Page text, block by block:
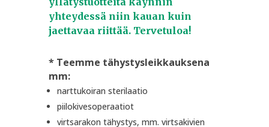
yhteydessä niin kauan kuin
jaettavaa riittää. Tervetuloa!
* Teemme tähystysleikkauksena
mm:
narttukoiran sterilaatio
piilokivesoperaatiot
virtsarakon tähystys, mm. virtsakivien